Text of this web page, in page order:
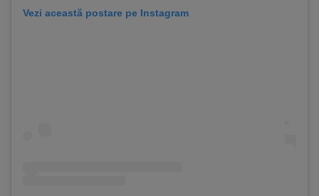
Vezi această postare pe Instagram